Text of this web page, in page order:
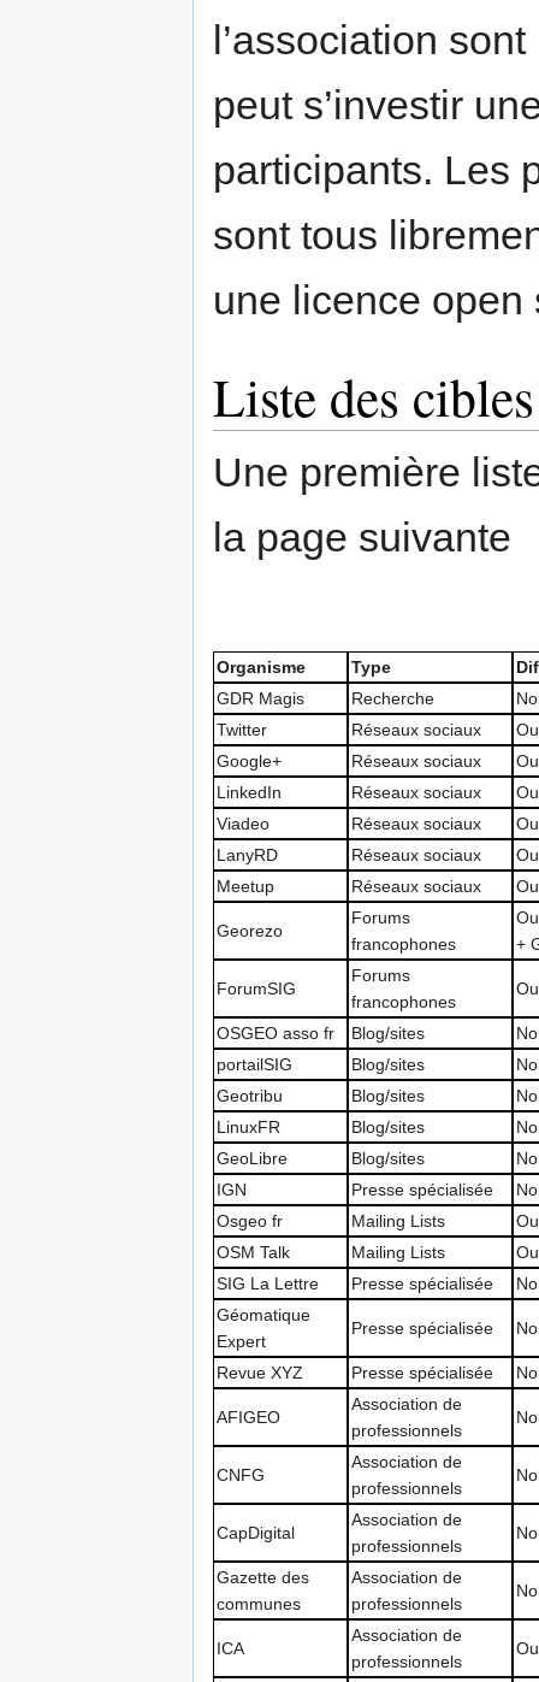
l’association
peut s’investir
participants. Les
sont tous
une licence open
Liste des
Une première
la page suivante
Organisme Type
GDR Magis
Recherche
Twitter
Réseaux sociaux
Google+
Réseaux sociaux
LinkedIn
Réseaux sociaux
Viadeo
Réseaux sociaux
LanyRD
Réseaux sociaux
Meetup
Réseaux sociaux
Georezo
Forums
francophones
+
ForumSIG
Forums
francophones
OSGEO asso fr Blog/sites
portailSIG
Blog/sites
Geotribu
Blog/sites
LinuxFR
Blog/sites
GeoLibre
Blog/sites
IGN
Presse spécialisée
Osgeo fr
Mailing Lists
OSM Talk
Mailing Lists
SIG La Lettre
Presse spécialisée
Géomatique
Expert
Presse spécialisée
Revue XYZ Presse spécialisée
AFIGEO
Association de
professionnels
CNFG
Association de
professionnels
CapDigital
Association de
professionnels
Gazette des
communes
Association de
professionnels
ICA
Association de
professionnels